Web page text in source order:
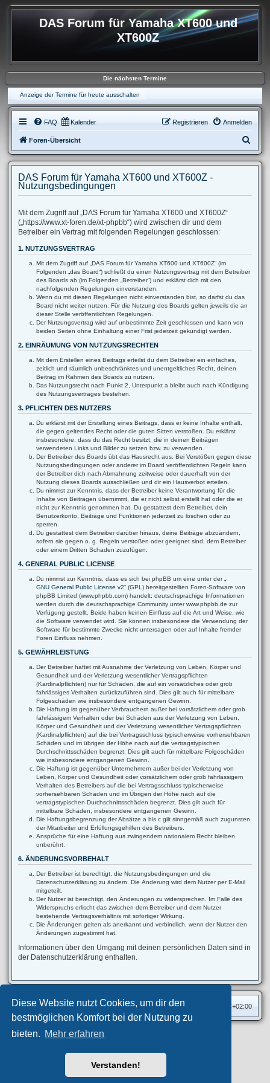
Diese Website nutzt Cookies, um dir den
bestmöglichen Komfort bei der Nutzung zu
bieten. Mehr erfahren
Verstanden!
DAS Forum für Yamaha XT600 und
XT600Z
Die nächsten Termine
Anzeige der Termine für heute ausschalten
FAQ Kalender Anmelden
Registrieren
Foren-Übersicht
u
e
DAS Forum für Yamaha XT600 und XT600Z -
Nutzungsbedingungen
Mit dem Zugriff auf „DAS Forum für Yamaha XT600 und XT600Z“
(„https://www.xt-foren.de/xt-phpbb“) wird zwischen dir und dem
Betreiber ein Vertrag mit folgenden Regelungen geschlossen:
1. NUTZUNGSVERTRAG
Mit dem Zugriff auf „DAS Forum für Yamaha XT600 und XT600Z“ (im
Folgenden „das Board“) schließt du einen Nutzungsvertrag mit dem Betreiber
des Boards ab (im Folgenden „Betreiber“) und erklärst dich mit den
nachfolgenden Regelungen einverstanden.
Wenn du mit diesen Regelungen nicht einverstanden bist, so darfst du das
Board nicht weiter nutzen. Für die Nutzung des Boards gelten jeweils die an
dieser Stelle veröffentlichten Regelungen.
Der Nutzungsvertrag wird auf unbestimmte Zeit geschlossen und kann von
beiden Seiten ohne Einhaltung einer Frist jederzeit gekündigt werden.
2. EINRÄUMUNG VON NUTZUNGSRECHTEN
Mit dem Erstellen eines Beitrags erteilst du dem Betreiber ein einfaches,
zeitlich und räumlich unbeschränktes und unentgeltliches Recht, deinen
Beitrag im Rahmen des Boards zu nutzen.
Das Nutzungsrecht nach Punkt 2, Unterpunkt a bleibt auch nach Kündigung
des Nutzungsvertrages bestehen.
3. PFLICHTEN DES NUTZERS
Du erklärst mit der Erstellung eines Beitrags, dass er keine Inhalte enthält,
die gegen geltendes Recht oder die guten Sitten verstoßen. Du erklärst
insbesondere, dass du das Recht besitzt, die in deinen Beiträgen
verwendeten Links und Bilder zu setzen bzw. zu verwenden.
Der Betreiber des Boards übt das Hausrecht aus. Bei Verstößen gegen diese
Nutzungsbedingungen oder anderer im Board veröffentlichten Regeln kann
der Betreiber dich nach Abmahnung zeitweise oder dauerhaft von der
Nutzung dieses Boards ausschließen und dir ein Hausverbot erteilen.
Du nimmst zur Kenntnis, dass der Betreiber keine Verantwortung für die
Inhalte von Beiträgen übernimmt, die er nicht selbst erstellt hat oder die er
nicht zur Kenntnis genommen hat. Du gestattest dem Betreiber, dein
Benutzerkonto, Beiträge und Funktionen jederzeit zu löschen oder zu
sperren.
Du gestattest dem Betreiber darüber hinaus, deine Beiträge abzuändern,
sofern sie gegen o. g. Regeln verstoßen oder geeignet sind, dem Betreiber
oder einem Dritten Schaden zuzufügen.
4. GENERAL PUBLIC LICENSE
Du nimmst zur Kenntnis, dass es sich bei phpBB um eine unter der „
GNU General Public License v2“ (GPL) bereitgestellten Foren-Software von
phpBB Limited (www.phpbb.com) handelt; deutschsprachige Informationen
werden durch die deutschsprachige Community unter www.phpbb.de zur
Verfügung gestellt. Beide haben keinen Einfluss auf die Art und Weise, wie
die Software verwendet wird. Sie können insbesondere die Verwendung der
Software für bestimmte Zwecke nicht untersagen oder auf Inhalte fremder
Foren Einfluss nehmen.
5. GEWÄHRLEISTUNG
Der Betreiber haftet mit Ausnahme der Verletzung von Leben, Körper und
Gesundheit und der Verletzung wesentlicher Vertragspflichten
(Kardinalpflichten) nur für Schäden, die auf ein vorsätzliches oder grob
fahrlässiges Verhalten zurückzuführen sind. Dies gilt auch für mittelbare
Folgeschäden wie insbesondere entgangenen Gewinn.
Die Haftung ist gegenüber Verbrauchern außer bei vorsätzlichem oder grob
fahrlässigem Verhalten oder bei Schäden aus der Verletzung von Leben,
Körper und Gesundheit und der Verletzung wesentlicher Vertragspflichten
(Kardinalpflichten) auf die bei Vertragsschluss typischerweise vorhersehbaren
Schäden und im übrigen der Höhe nach auf die vertragstypischen
Durchschnittsschäden begrenzt. Dies gilt auch für mittelbare Folgeschäden
wie insbesondere entgangenen Gewinn.
Die Haftung ist gegenüber Unternehmern außer bei der Verletzung von
Leben, Körper und Gesundheit oder vorsätzlichem oder grob fahrlässigem
Verhalten des Betreibers auf die bei Vertragsschluss typischerweise
vorhersehbaren Schäden und im Übrigen der Höhe nach auf die
vertragstypischen Durchschnittsschäden begrenzt. Dies gilt auch für
mittelbare Schäden, insbesondere entgangenen Gewinn.
Die Haftungsbegrenzung der Absätze a bis c gilt sinngemäß auch zugunsten
der Mitarbeiter und Erfüllungsgehilfen des Betreibers.
Ansprüche für eine Haftung aus zwingendem nationalem Recht bleiben
unberührt.
6. ÄNDERUNGSVORBEHALT
Der Betreiber ist berechtigt, die Nutzungsbedingungen und die
Datenschutzerklärung zu ändern. Die Änderung wird dem Nutzer per E-Mail
mitgeteilt.
Der Nutzer ist berechtigt, den Änderungen zu widersprechen. Im Falle des
Widerspruchs erlischt das zwischen dem Betreiber und dem Nutzer
bestehende Vertragsverhältnis mit sofortiger Wirkung.
Die Änderungen gelten als anerkannt und verbindlich, wenn der Nutzer den
Änderungen zugestimmt hat.
Informationen über den Umgang mit deinen persönlichen Daten sind in
der Datenschutzerklärung enthalten.
Foren-Übersicht Alle Zeiten sind UTC+02:00
Privates Forum ©